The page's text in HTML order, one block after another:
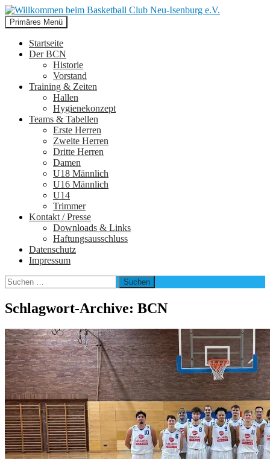
Willkommen beim Basketball
Club Neu-Isenburg e.V.
Suchen
Primäres Menü
Inhalt
Startseite
Der BCN
Historie
Vorstand
Training & Zeiten
Hallen
Hygienekonzept
Teams & Tabellen
Erste Herren
Zweite Herren
Dritte Herren
Damen
U18 Männlich
U16 Männlich
U14
Trimmer
Kontakt / Presse
Downloads & Links
Haftungsausschluss
Datenschutz
Impressum
Suchen
nach:
Schlagwort-Archive: BCN